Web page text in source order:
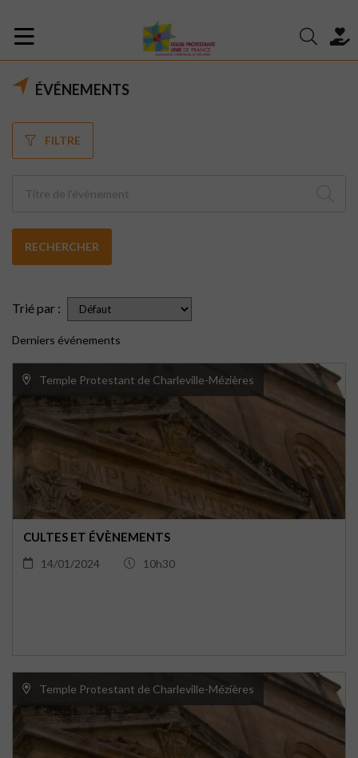
ÉVÉNEMENTS
FILTRE
RECHERCHER
Trié par :
Derniers événements
Temple Protestant de Charleville-Mézières
CULTES ET ÉVÈNEMENTS
14/01/2024 10h30
Temple Protestant de Charleville-Mézières